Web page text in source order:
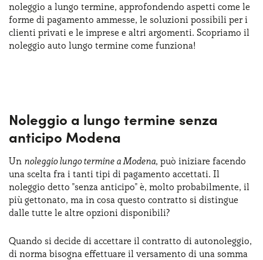
noleggio a lungo termine, approfondendo aspetti come le
forme di pagamento ammesse, le soluzioni possibili per i
clienti privati e le imprese e altri argomenti. Scopriamo il
noleggio auto lungo termine come funziona!
Noleggio a lungo termine senza
anticipo Modena
Un noleggio lungo termine a Modena, può iniziare facendo
una scelta fra i tanti tipi di pagamento accettati. Il
noleggio detto "senza anticipo" è, molto probabilmente, il
più gettonato, ma in cosa questo contratto si distingue
dalle tutte le altre opzioni disponibili?
Quando si decide di accettare il contratto di autonoleggio,
di norma bisogna effettuare il versamento di una somma